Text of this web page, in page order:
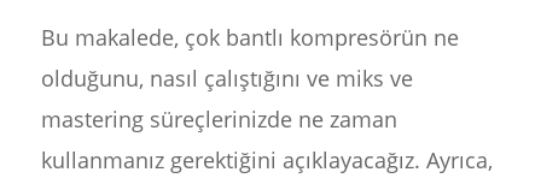
Bu makalede, çok bantlı kompresörün ne
olduğunu, nasıl çalıştığını ve miks ve
mastering süreçlerinizde ne zaman
kullanmanız gerektiğini açıklayacağız. Ayrıca,